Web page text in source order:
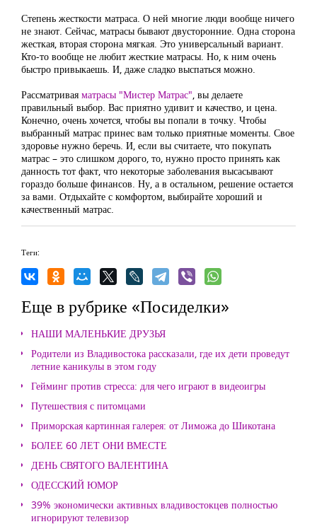
Степень жесткости матраса. О ней многие люди вообще ничего
не знают. Сейчас, матрасы бывают двусторонние. Одна сторона
жесткая, вторая сторона мягкая. Это универсальный вариант.
Кто-то вообще не любит жесткие матрасы. Но, к ним очень
быстро привыкаешь. И, даже сладко выспаться можно.
Рассматривая матрасы "Мистер Матрас", вы делаете
правильный выбор. Вас приятно удивит и качество, и цена.
Конечно, очень хочется, чтобы вы попали в точку. Чтобы
выбранный матрас принес вам только приятные моменты. Свое
здоровье нужно беречь. И, если вы считаете, что покупать
матрас – это слишком дорого, то, нужно просто принять как
данность тот факт, что некоторые заболевания высасывают
гораздо больше финансов. Ну, а в остальном, решение остается
за вами. Отдыхайте с комфортом, выбирайте хороший и
качественный матрас.
Теги:
Еще в рубрике «Посиделки»
НАШИ МАЛЕНЬКИЕ ДРУЗЬЯ
Родители из Владивостока рассказали, где их дети проведут
летние каникулы в этом году
Гейминг против стресса: для чего играют в видеоигры
Путешествия с питомцами
Приморская картинная галерея: от Лиможа до Шикотана
БОЛЕЕ 60 ЛЕТ ОНИ ВМЕСТЕ
ДЕНЬ СВЯТОГО ВАЛЕНТИНА
ОДЕССКИЙ ЮМОР
39% экономически активных владивостокцев полностью
игнорируют телевизор